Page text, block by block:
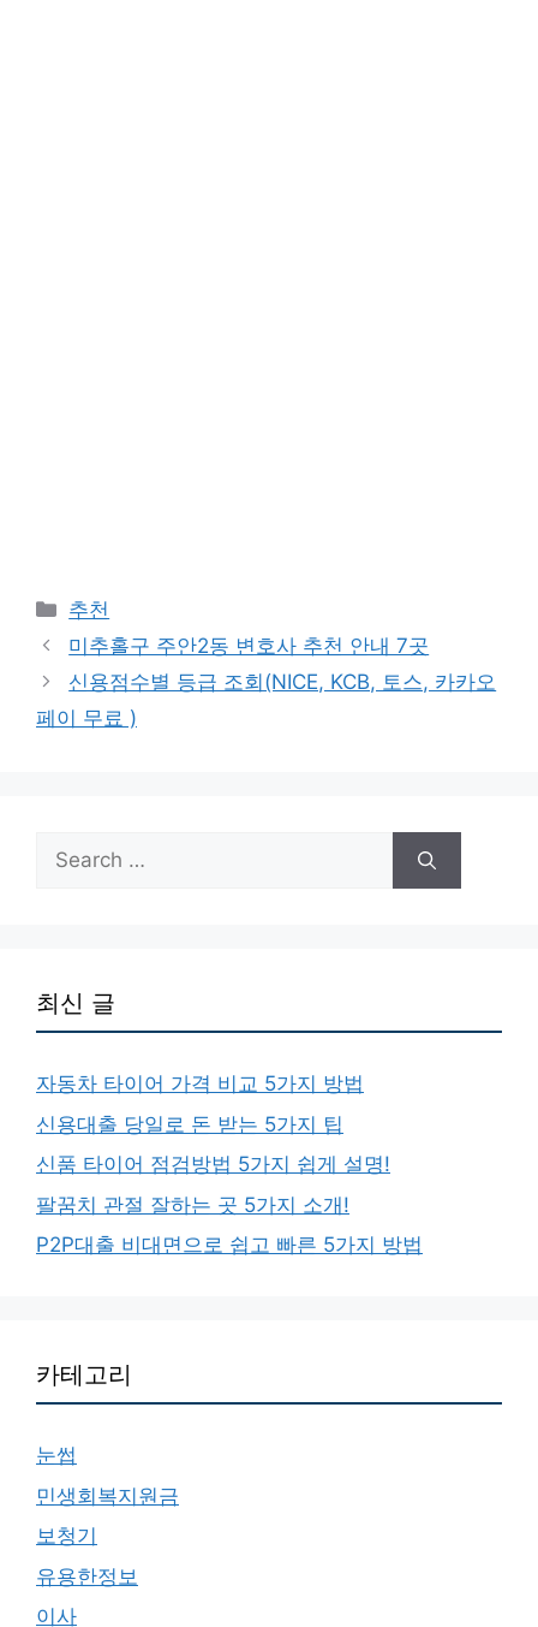
Categories
추천
미추홀구 주안2동 변호사 추천 안내 7곳
신용점수별 등급 조회(NICE, KCB, 토스, 카카오
페이 무료 )
Search
for:
최신 글
자동차 타이어 가격 비교 5가지 방법
신용대출 당일로 돈 받는 5가지 팁
신품 타이어 점검방법 5가지 쉽게 설명!
팔꿈치 관절 잘하는 곳 5가지 소개!
P2P대출 비대면으로 쉽고 빠른 5가지 방법
카테고리
눈썹
민생회복지원금
보청기
유용한정보
이사